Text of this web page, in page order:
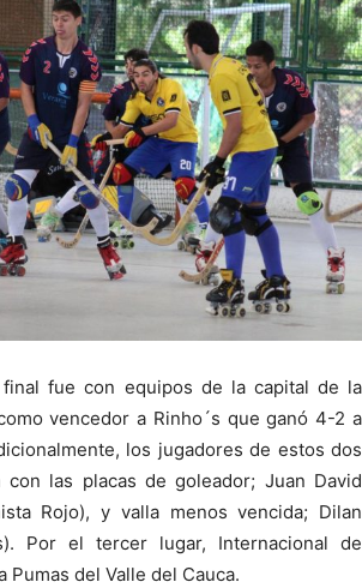
fue con equipos de la capital de la
vencedor a Rinho´s que ganó 4-2 a
los jugadores de estos dos
las placas de goleador; Juan David
Rojo), y valla menos vencida; Dilan
Por el tercer lugar, Internacional de
Pumas del Valle del Cauca.